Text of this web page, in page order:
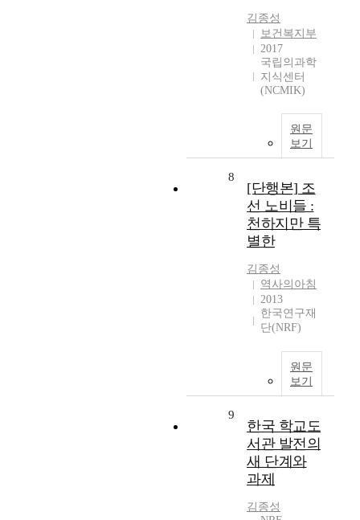
김종성
보건복지부
2017
국립의과학
지식센터
(NCMIK)
원문
보기
8
[단행본] 조
선 노비들 :
천하지만 특
별한
김종성
역사의아침
2013
한국연구재
단(NRF)
원문
보기
9
한국 학교도
서관 발전의
새 단계와
과제
김종성